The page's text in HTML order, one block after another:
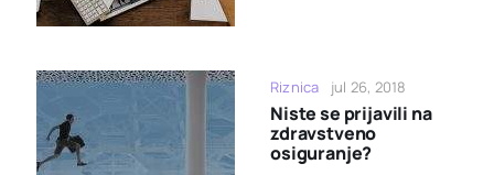
Riznica jul 26, 2018
Niste se prijavili na
zdravstveno
osiguranje?